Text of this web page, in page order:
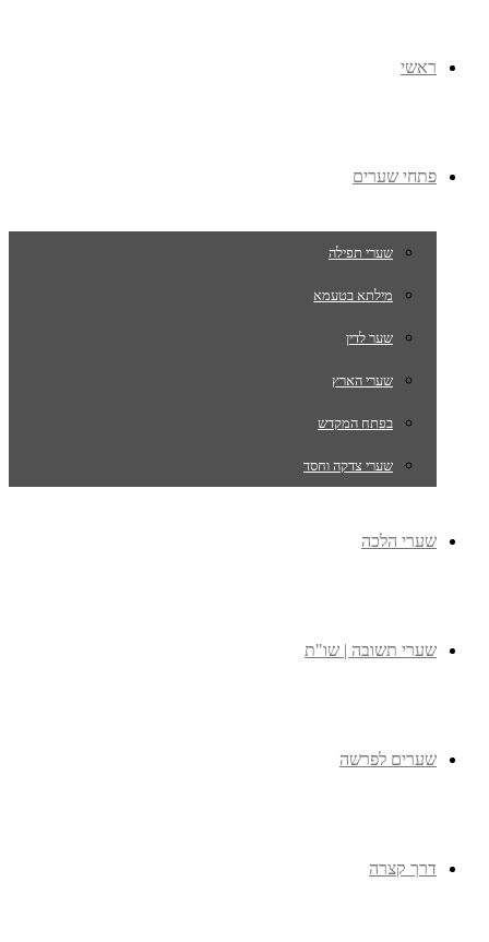
ראשי
פתחי שערים
שערי תפילה
מילתא בטעמא
שער לדין
שערי הארץ
בפתח המקדש
שערי צדקה וחסד
שערי הלכה
שערי תשובה | שו"ת
שערים לפרשה
דרך קצרה